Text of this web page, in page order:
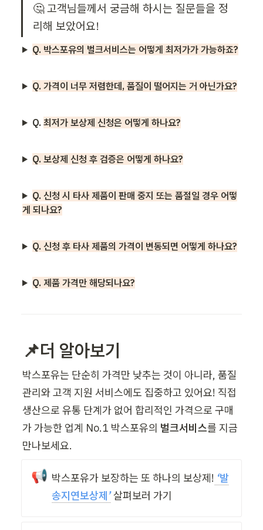
🤔 고객님들께서 궁금해 하시는 질문들을 정
리해 보았어요!
Q. 박스포유의 벌크서비스는 어떻게 최저가가 가능하죠?
Q. 가격이 너무 저렴한데, 품질이 떨어지는 거 아닌가요?
Q. 최저가 보상제 신청은 어떻게 하나요?
Q. 보상제 신청 후 검증은 어떻게 하나요?
Q. 신청 시 타사 제품이 판매 중지 또는 품절일 경우 어떻
게 되나요?
Q. 신청 후 타사 제품의 가격이 변동되면 어떻게 하나요?
Q. 제품 가격만 해당되나요?
📌더 알아보기
박스포유는 단순히 가격만 낮추는 것이 아니라, 품질
관리와 고객 지원 서비스에도 집중하고 있어요! 직접
생산으로 유통 단계가 없어 합리적인 가격으로 구매
가 가능한 업계 No.1 박스포유의 벌크서비스를 지금
만나보세요.
📢 박스포유가 보장하는 또 하나의 보상제! ‘발
송지연보상제’살펴보러 가기